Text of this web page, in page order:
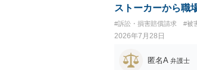
者があなたであると
理人の事務所なのか
者であるなら、夫を
状況（別居中なのか
があり、実際にどの
ストーカーから職
#訴訟・損害賠償請求 #被
2026年7月28日
匿名A 弁護士